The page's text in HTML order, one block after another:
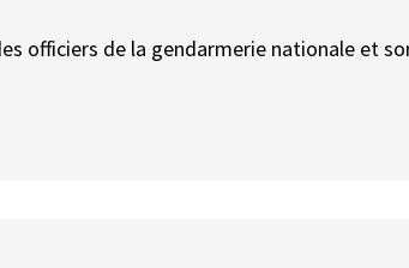
officiers de la gendarmerie nationale et